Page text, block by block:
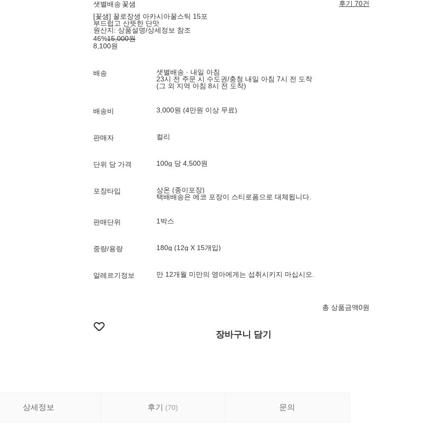
샛별배송 꽃샘
후기 70건
[꽃샘] 꿀로장생 아카시아꿀스틱 15포
부드럽고 산뜻한 단맛
원산지: 상품설명/상세정보 참조
46%15,000원
8,100원
배송
샛별배송 · 내일 아침
23시 전 주문 시 수도권/충청 내일 아침 7시 전 도착
(그 외 지역 아침 8시 전 도착)
배송비 3,000원 (4만원 이상 무료)
판매자 컬리
단위 당 가격 100g 당 4,500원
포장타입
상온 (종이포장)
택배배송은 에코 포장이 스티로폼으로 대체됩니다.
판매단위 1박스
중량/용량 180g (12g X 15개입)
알레르기정보 만 12개월 미만의 영아에게는 섭취시키지 마십시오.
총 상품금액0원
장바구니 담기
상세정보 후기 (70) 문의